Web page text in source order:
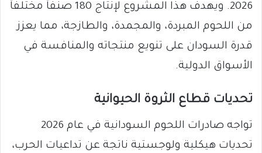
2026. ويهدف هذا المشروع لإنتاج 180 صنفاً مختلفاً
من اللحوم المبردة، والمجمدة، والطازجة، مما يعزز
قدرة السودان على تنويع منتجاته والمنافسة في
الأسواق الدولية.
​تحديات قطاع الثروة الحيوانية
​تواجه صادرات اللحوم السودانية في عام 2026
تحديات هيكلية ولوجستية ناتجة عن تداعيات الحرب،